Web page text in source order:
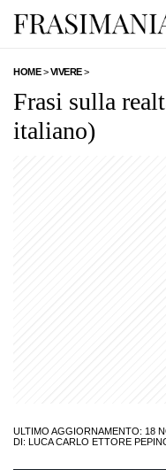
HOME>VIVERE>
Frasi sulla
italiano)
ULTIMO AGGIORNAMENTO: 18
DI: LUCA CARLO ETTORE